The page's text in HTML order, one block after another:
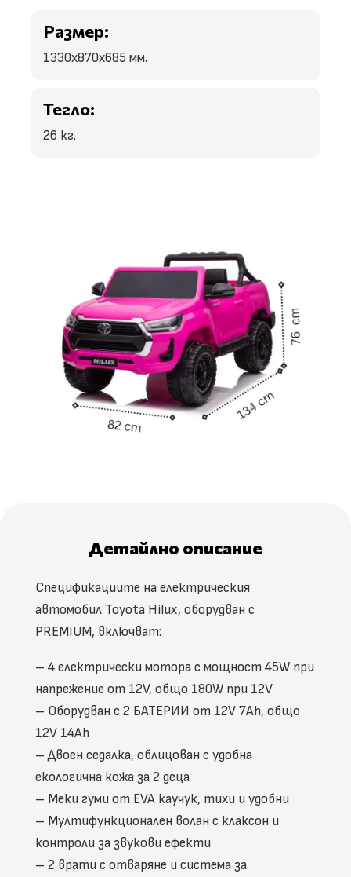
Размер:
1330x870x685 мм.
Тегло:
26 кг.
Детайлно описание
Спецификациите на електрическия
автомобил Toyota Hilux, оборудван с
PREMIUM, включват:
– 4 електрически мотора с мощност 45W при
напрежение от 12V, общо 180W при 12V
– Оборудван с 2 БАТЕРИИ от 12V 7Ah, общо
12V 14Ah
– Двоен седалка, облицован с удобна
екологична кожа за 2 деца
– Меки гуми от EVA каучук, тихи и удобни
– Мултифункционален волан с клаксон и
контроли за звукови ефекти
– 2 врати с отваряне и система за